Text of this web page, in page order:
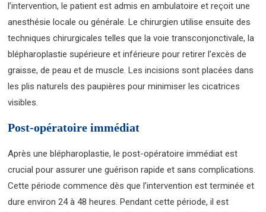
l’intervention, le patient est admis en ambulatoire et reçoit une
anesthésie locale ou générale. Le chirurgien utilise ensuite des
techniques chirurgicales telles que la voie transconjonctivale, la
blépharoplastie supérieure et inférieure pour retirer l’excès de
graisse, de peau et de muscle. Les incisions sont placées dans
les plis naturels des paupières pour minimiser les cicatrices
visibles.
Post-opératoire immédiat
Après une blépharoplastie, le post-opératoire immédiat est
crucial pour assurer une guérison rapide et sans complications.
Cette période commence dès que l’intervention est terminée et
dure environ 24 à 48 heures. Pendant cette période, il est